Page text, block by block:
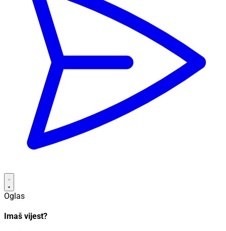
Oglas
Imaš vijest?